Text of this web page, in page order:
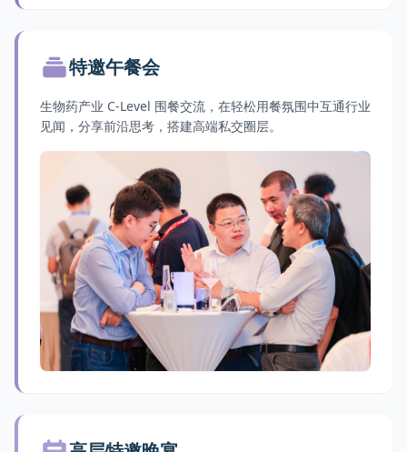
特邀午餐会
生物药产业 C-Level 围餐交流，在轻松用餐氛围中互通行业
见闻，分享前沿思考，搭建高端私交圈层。